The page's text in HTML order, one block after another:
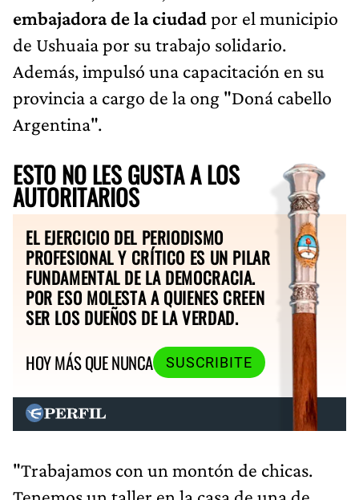
embajadora de la ciudadpor el municipio
de Ushuaia por su trabajo solidario.
Además, impulsó una capacitación en su
provincia a cargo de la ong "Doná cabello
Argentina".
ESTO NO LES GUSTA A LOS
AUTORITARIOS
EL EJERCICIO DEL PERIODISMO
PROFESIONAL Y CRÍTICO ES UN PILAR
FUNDAMENTAL DE LA DEMOCRACIA.
POR ESO MOLESTA A QUIENES CREEN
SER LOS DUEÑOS DE LA VERDAD.
HOY MÁS QUE NUNCA
SUSCRIBITE
"Trabajamos con un montón de chicas.